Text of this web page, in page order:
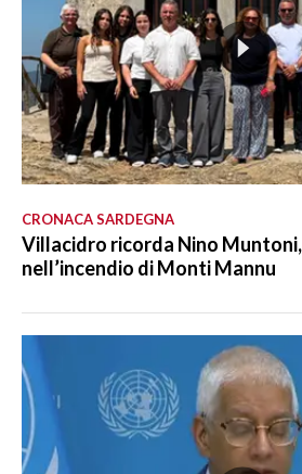
CRONACA SARDEGNA
Villacidro ricorda Nino
nell’incendio di Monti Mannu